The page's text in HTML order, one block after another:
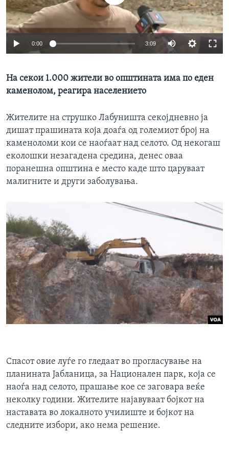
ИНТЕРВЈУА
Јазици
0:00 3:09
На секои 1.000 жители во општината има по еден
каменолом, реагира населението
Жителите на струшко Лабуништа секојдневно ја
дишат прашината која доаѓа од големиот број на
каменоломи кои се наоѓаат над селото. Од некогаш
еколошки незагадена средина, денес оваа
поранешна општина е место каде што царуваат
малигните и други заболувања.
Спасот овие луѓе го гледаат во прогласување на
планината Јабланица, за Национален парк, која се
наоѓа над селото, прашање кое се заговара веќе
неколку години. Жителите најавуваат бојкот на
наставата во локалното училиште и бојкот на
следните избори, ако нема решение.